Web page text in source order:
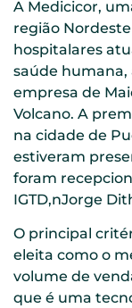
A Medicicor,
região
hospitalares
saúde humana,
empresa de
Volcano. A
na cidade de
estiveram
foram
IGTD,nJorge
O principal
eleita como o
volume de
que é uma